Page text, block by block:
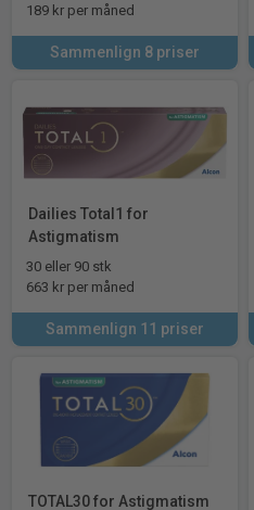
189 kr per måned
Sammenlign 8 priser
Dailies Total1 for
Astigmatism
30 eller 90 stk
663 kr per måned
Sammenlign 11 priser
TOTAL30 for Astigmatism